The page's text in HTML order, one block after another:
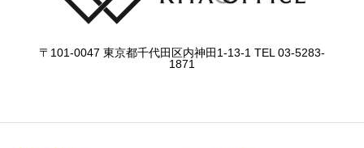
〒101-0047 東京都千代田区内神田1-13-1 TEL 03-5283-
1871